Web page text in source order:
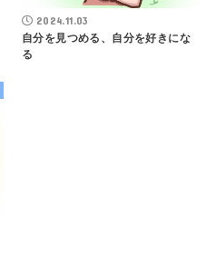
2024.11.03
自分を見つめる、自分を好きにな
る